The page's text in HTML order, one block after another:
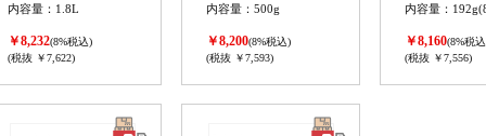
内容量：1.8L
￥8,232(8%税込)
(税抜 ￥7,622)
内容量：500g
￥8,200(8%税込)
(税抜 ￥7,593)
内容量：
￥8,160(8%税
(税抜 ￥7,556)